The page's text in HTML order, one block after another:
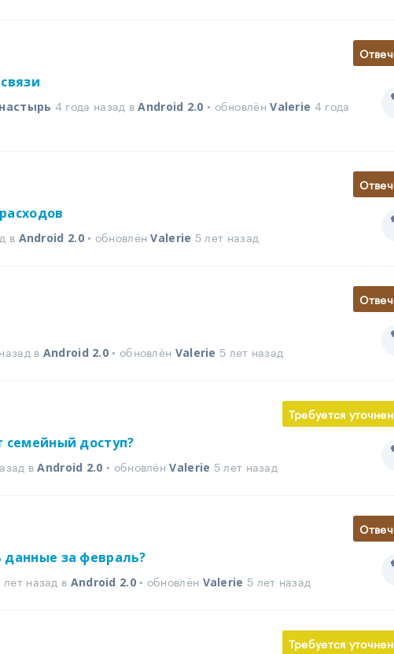
4 года назад вAndroid 2.0 • обновлёнValerie 4 года
в Android 2.0• обновлёнValerie 5 лет назад
в Android 2.0 • обновлён Valerie 5 лет назад
Требуется
семейный доступ?
вAndroid 2.0 • обновлёнValerie 5 лет назад
за февраль?
лет назад в Android 2.0• обновлён Valerie 5 лет назад
Требуется